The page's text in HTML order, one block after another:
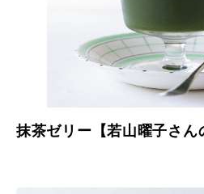
抹茶ゼリー【若山曜子さん